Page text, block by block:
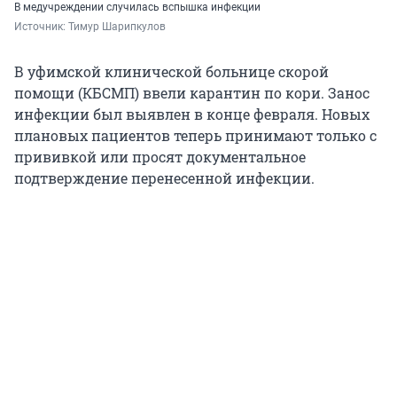
В медучреждении случилась вспышка инфекции
Источник: Тимур Шарипкулов
В уфимской клинической больнице скорой
помощи (КБСМП) ввели карантин по кори. Занос
инфекции был выявлен в конце февраля. Новых
плановых пациентов теперь принимают только с
прививкой или просят документальное
подтверждение перенесенной инфекции.